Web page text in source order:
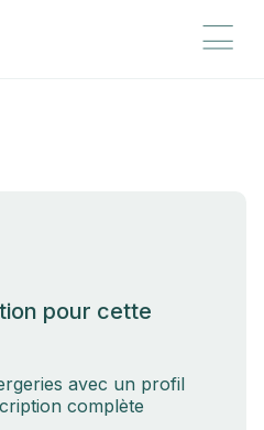
pour cette
avec un profil
complète